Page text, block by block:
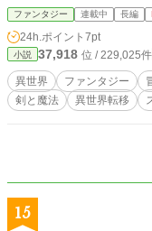
ファンタジー 連載中 長編
24h.ポイント 7pt
小説 37,918 位 / 229,025件
異世界 ファンタジー
剣と魔法
異世界転移
15